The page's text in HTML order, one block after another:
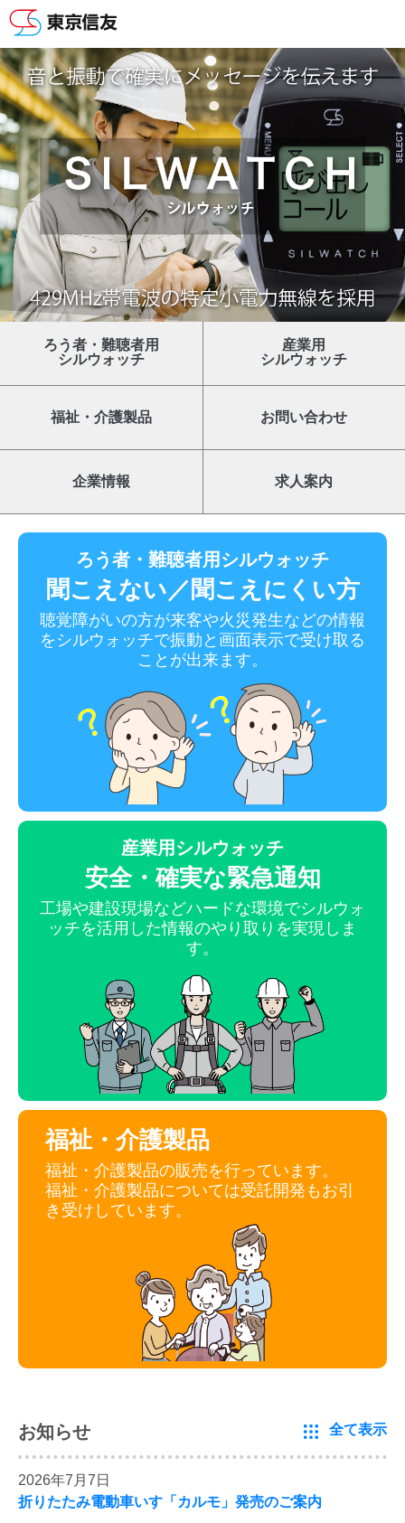
ろう者・難聴者用
シルウォッチ
産業用
シルウォッチ
福祉・介護製品 お問い合わせ
企業情報 求人案内
ろう者・難聴者用シルウォッチ
聞こえない／聞こえにくい方
聴覚障がいの方が来客や火災発生などの情報
をシルウォッチで振動と画面表示で受け取る
ことが出来ます。
産業用シルウォッチ
安全・確実な緊急通知
工場や建設現場などハードな環境でシルウォ
ッチを活用した情報のやり取りを実現しま
す。
福祉・介護製品
福祉・介護製品の販売を行っています。
福祉・介護製品については受託開発もお引
き受けしています。
お知らせ 全て表示
2026年7月7日
折りたたみ電動車いす「カルモ」発売のご案内